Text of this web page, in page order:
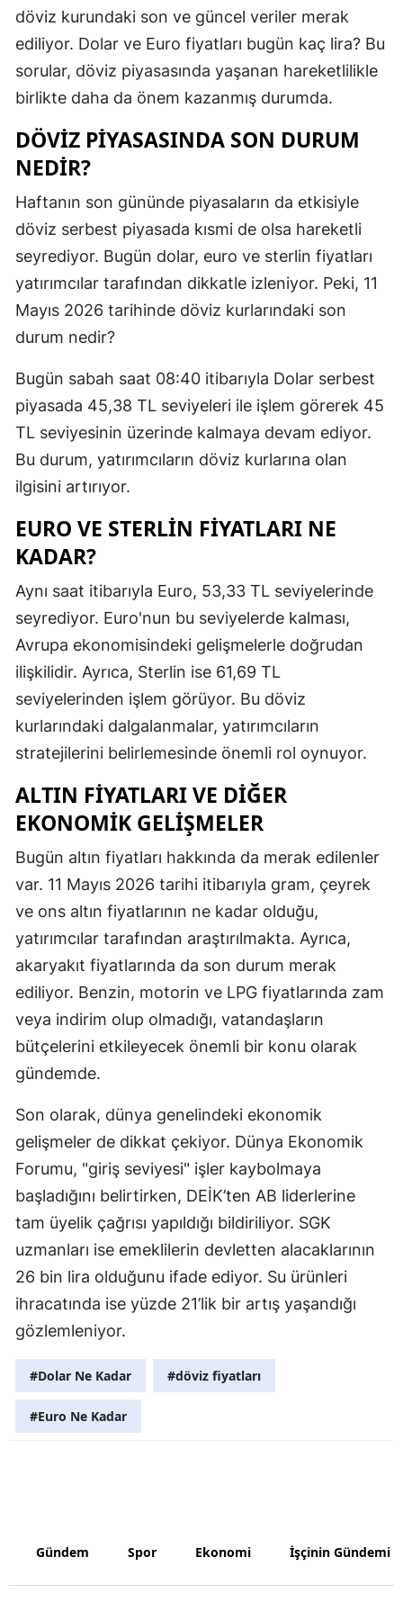
Edirne
Elazığ
Gaziantep
Giresun
Gümüşhane
Hakkari
Isparta
Mersin
İstanbul
Kars
Kayseri
Kırklareli
Konya
Manisa
Mardin
Muğla
Nevşehir
Sakarya
Samsun
Siirt
Sinop
Uşak
döviz kurundaki son ve güncel veriler merak
ediliyor. Dolar ve Euro fiyatları bugün kaç lira? Bu
sorular, döviz piyasasında yaşanan hareketlilikle
birlikte daha da önem kazanmış durumda.
DÖVIZ PIYASASINDA SON DURUM
NEDIR?
Haftanın son gününde piyasaların da etkisiyle
döviz serbest piyasada kısmi de olsa hareketli
seyrediyor. Bugün dolar, euro ve sterlin fiyatları
yatırımcılar tarafından dikkatle izleniyor. Peki, 11
Mayıs 2026 tarihinde döviz kurlarındaki son
durum nedir?
Bugün sabah saat 08:40 itibarıyla Dolar serbest
piyasada 45,38 TL seviyeleri ile işlem görerek 45
TL seviyesinin üzerinde kalmaya devam ediyor.
Bu durum, yatırımcıların döviz kurlarına olan
ilgisini artırıyor.
EURO VE STERLIN FIYATLARI NE
KADAR?
Aynı saat itibarıyla Euro, 53,33 TL seviyelerinde
seyrediyor. Euro'nun bu seviyelerde kalması,
Avrupa ekonomisindeki gelişmelerle doğrudan
ilişkilidir. Ayrıca, Sterlin ise 61,69 TL
seviyelerinden işlem görüyor. Bu döviz
kurlarındaki dalgalanmalar, yatırımcıların
stratejilerini belirlemesinde önemli rol oynuyor.
ALTIN FIYATLARI VE DIĞER
EKONOMIK GELIŞMELER
Bugün altın fiyatları hakkında da merak edilenler
var. 11 Mayıs 2026 tarihi itibarıyla gram, çeyrek
ve ons altın fiyatlarının ne kadar olduğu,
yatırımcılar tarafından araştırılmakta. Ayrıca,
akaryakıt fiyatlarında da son durum merak
ediliyor. Benzin, motorin ve LPG fiyatlarında zam
veya indirim olup olmadığı, vatandaşların
bütçelerini etkileyecek önemli bir konu olarak
gündemde.
Son olarak, dünya genelindeki ekonomik
gelişmeler de dikkat çekiyor. Dünya Ekonomik
Forumu, "giriş seviyesi" işler kaybolmaya
başladığını belirtirken, DEİK’ten AB liderlerine
tam üyelik çağrısı yapıldığı bildiriliyor. SGK
uzmanları ise emeklilerin devletten alacaklarının
26 bin lira olduğunu ifade ediyor. Su ürünleri
ihracatında ise yüzde 21’lik bir artış yaşandığı
gözlemleniyor.
#Dolar Ne Kadar #döviz fiyatları
#Euro Ne Kadar
Gündem Spor Ekonomi İşçinin Gündemi